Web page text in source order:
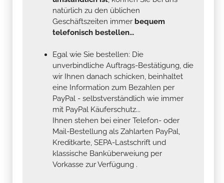
natürlich zu den üblichen
Geschäftszeiten immer bequem
telefonisch bestellen...
Egal wie Sie bestellen: Die
unverbindliche Auftrags-Bestätigung, die
wir Ihnen danach schicken, beinhaltet
eine Information zum Bezahlen per
PayPal - selbstverständlich wie immer
mit PayPal Käuferschutz...
Ihnen stehen bei einer Telefon- oder
Mail-Bestellung als Zahlarten PayPal,
Kreditkarte, SEPA-Lastschrift und
klassische Banküberweiung per
Vorkasse zur Verfügung .